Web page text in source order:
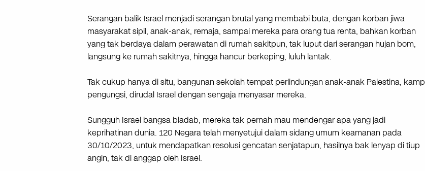
Serangan balik Israel menjadi serangan brutal yang membabi buta, dengan korban jiwa
masyarakat sipil, anak-anak, remaja, sampai mereka para orang tua renta, bahkan korban
yang tak berdaya dalam perawatan di rumah sakitpun, tak luput dari serangan hujan bom,
langsung ke rumah sakitnya, hingga hancur berkeping, luluh lantak.
Tak cukup hanya di situ, bangunan sekolah tempat perlindungan anak-anak Palestina, kamp
pengungsi, dirudal Israel dengan sengaja menyasar mereka.
Sungguh Israel bangsa biadab, mereka tak pernah mau mendengar apa yang jadi
keprihatinan dunia. 120 Negara telah menyetujui dalam sidang umum keamanan pada
30/10/2023, untuk mendapatkan resolusi gencatan senjatapun, hasilnya bak lenyap di tiup
angin, tak di anggap oleh Israel.